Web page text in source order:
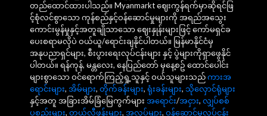
တည်ထောင်ထားပါသည်။ Myanmarkt ဈေးကွန်ရက်မှာဆိုရင်ဖြ
င့်စုံလင်စွာသော ကုန်စည်နှင့်ဝန်ဆောင်မှုများကို အရည်အသွေး
ကောင်းမွန်မှုနှင့်အတူချိုသာသော ဈေးနှုန်းများဖြင့် ကော်မရှင်ခ
ပေးစရာမလိုပဲ ဝယ်ယူ/ရောင်းချနိုင်ပါတယ်။ မြန်မာနိုင်ငံမှ
အနုပညာရှင်များ, စီးပွားရေးလုပ်ငန်းများ နှင့် ပွဲများကိုရှာဖွေနိုင်
ပါတယ်။ ရန်ကုန်, မန္တလေး, နေပြည်တော် မှနေ့စဥ် ထောင်ပေါင်း
များစွာသော ဝင်ရောက်ကြည့်ရှု့သူနှင့် ဝယ်သူများသည်ကားအ
ရောင်းများ, အိမ်များ, တိုက်ခန်းများ, ရုံးခန်းများ, သိုလှောင်ရုံများ
နှင့်အတူ အခြားအိမ်ခြံမြေကွက်များ အရောင်း/အငှား, လျှပ်စစ်
ပစ္စည်းများ, တယ်လီဖုန်းများ, အလုပ်များ, ဝန်ဆောင်မှုလုပ်ငန်း